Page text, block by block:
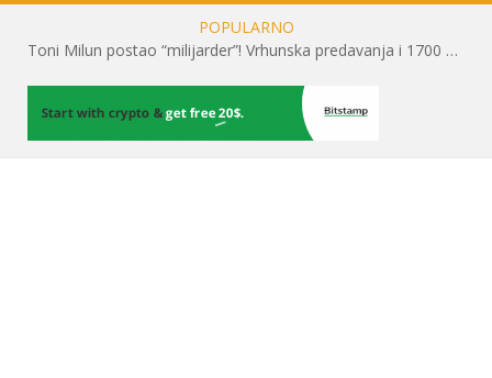
POPULARNO
Toni Milun postao “milijarder”! Vrhunska predavanja i 1700 posjetitelja obilježili su mjesec financijske pismenosti